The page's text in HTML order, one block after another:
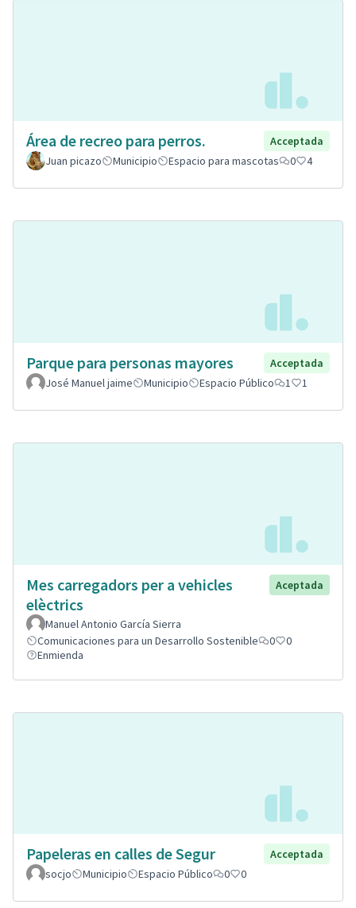
Área de recreo para perros.
Acceptada
Juan picazo
Municipio Espacio para mascotas 0 4
Parque para personas mayores
Acceptada
José Manuel jaime
Municipio Espacio Público 1 1
Mes carregadors per a vehicles
elèctrics
Aceptada
Manuel Antonio García Sierra
Comunicaciones para un Desarrollo Sostenible
0
0
Enmienda
Papeleras en calles de Segur
Acceptada
socjo
Municipio Espacio Público 0 0